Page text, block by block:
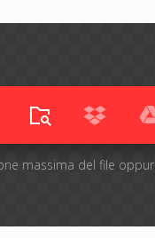
massima del file